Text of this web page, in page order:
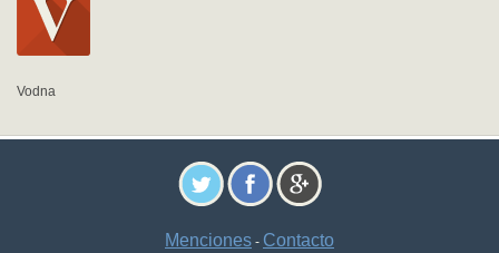
Vodna
Menciones - Contacto